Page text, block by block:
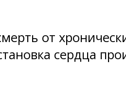
от
сердца